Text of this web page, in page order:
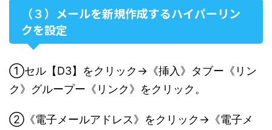
（３）メールを新規作成するハイパーリン
クを設定
①セル【D3】をクリック→《挿入》タブー《リン
ク》グループー《リンク》をクリック。
②《電子メールアドレス》をクリック→《電子メ